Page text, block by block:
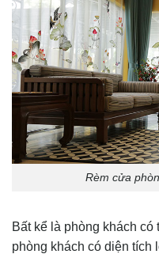
Rèm cửa
Bất kể là phòng khách
phòng khách có diện tích